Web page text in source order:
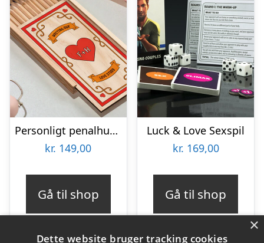
Personligt penalhus med Retrodesign
kr. 149,00
Gå til shop
Luck & Love Sexspil
kr. 169,00
Gå til shop
×
Dette website bruger tracking cookies